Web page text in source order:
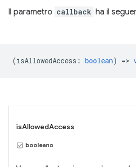
Il parametro callback ha il
(isAllowedAccess : boolean) =>
isAllowedAccess
booleano